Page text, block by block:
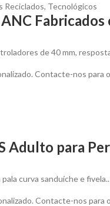
Reciclados, Tecnológicos
de 40 mm,
Contacte-nos
Adulto para
curva sanduíche e
Contacte-nos